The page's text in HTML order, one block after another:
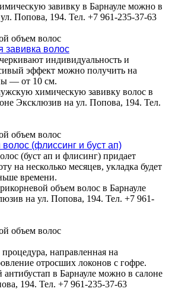
завивку в Барнауле можно в
Попова, 194. Тел. +7 961-235-37-63
объем волос
завивка волос
индивидуальность и
эффект можно получить на
— от 10 см.
химическую завивку волос в
Эксклюзив на ул. Попова, 194. Тел.
объем волос
(флиссинг и буст ап)
(буст ап и флисинг) придает
на несколько месяцев, укладка будет
времени.
объем волос в Барнауле
на ул. Попова, 194. Тел. +7 961-
объем волос
направленная на
отросших локонов с гофре.
в Барнауле можно в салоне
194. Тел. +7 961-235-37-63